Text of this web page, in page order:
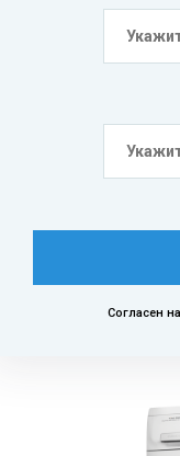
Согласен